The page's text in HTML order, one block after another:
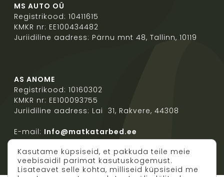
MS AUTO OÜ
Registrikood: 10411615
KMKR nr: EE100434482
Juriidiline aadress: Pärnu mnt 48, Tallinn, 10119
AS ANOME
Registrikood: 10160302
KMKR nr: EE100093755
Juriidiline aadress: Lai 31, Rakvere, 44308
E-mail: Info@matkatarbed.ee
Kasutame küpsiseid, et pakkuda teile meie
veebisaidil parimat kasutuskogemust.
Lisateavet selle kohta, milliseid küpsiseid me